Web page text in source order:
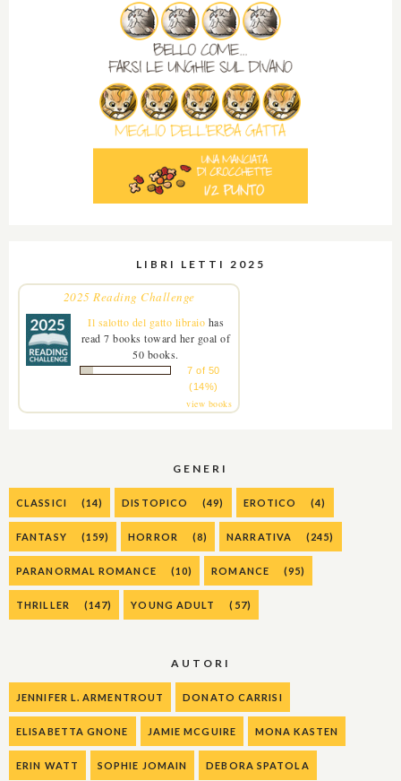
LIBRI LETTI 2025
2025 Reading Challenge
Il salotto del gatto libraio has
read 7 books toward her goal of
50 books.
7 of 50
(14%)
view books
GENERI
CLASSICI (14) DISTOPICO (49) EROTICO (4)
FANTASY (159) HORROR (8) NARRATIVA (245)
PARANORMAL ROMANCE (10) ROMANCE (95)
THRILLER (147) YOUNG ADULT (57)
AUTORI
JENNIFER L. ARMENTROUT DONATO CARRISI
ELISABETTA GNONE JAMIE MCGUIRE MONA KASTEN
ERIN WATT SOPHIE JOMAIN DEBORA SPATOLA